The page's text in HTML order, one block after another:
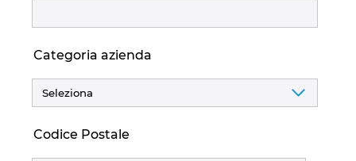
Categoria azienda
Codice Postale